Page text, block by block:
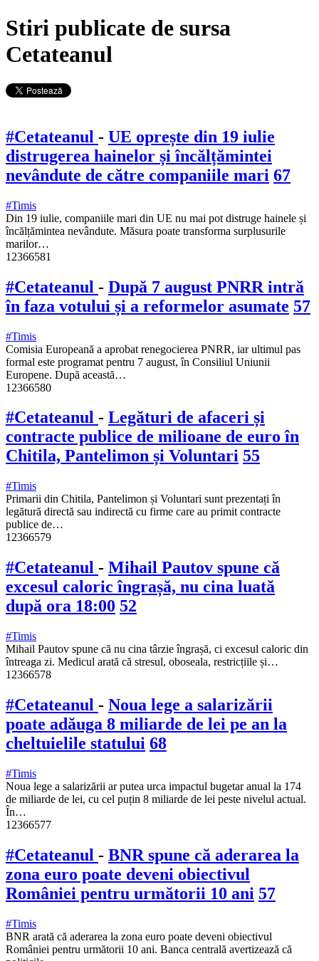
Stiri publicate de sursa
Cetateanul
#Cetateanul - UE oprește din 19 iulie
distrugerea hainelor și încălțămintei
nevândute de către companiile mari 67
#Timis
Din 19 iulie, companiile mari din UE nu mai pot distruge hainele și
încălțămintea nevândute. Măsura poate transforma surplusurile
marilor…
12366581
#Cetateanul - După 7 august PNRR intră
în faza votului și a reformelor asumate 57
#Timis
Comisia Europeană a aprobat renegocierea PNRR, iar ultimul pas
formal este programat pentru 7 august, în Consiliul Uniunii
Europene. După această…
12366580
#Cetateanul - Legături de afaceri și
contracte publice de milioane de euro în
Chitila, Pantelimon și Voluntari 55
#Timis
Primarii din Chitila, Pantelimon și Voluntari sunt prezentați în
legătură directă sau indirectă cu firme care au primit contracte
publice de…
12366579
#Cetateanul - Mihail Pautov spune că
excesul caloric îngrașă, nu cina luată
după ora 18:00 52
#Timis
Mihail Pautov spune că nu cina târzie îngrașă, ci excesul caloric din
întreaga zi. Medicul arată că stresul, oboseala, restricțiile și…
12366578
#Cetateanul - Noua lege a salarizării
poate adăuga 8 miliarde de lei pe an la
cheltuielile statului 68
#Timis
Noua lege a salarizării ar putea urca impactul bugetar anual la 174
de miliarde de lei, cu cel puțin 8 miliarde de lei peste nivelul actual.
În…
12366577
#Cetateanul - BNR spune că aderarea la
zona euro poate deveni obiectivul
României pentru următorii 10 ani 57
#Timis
BNR arată că aderarea la zona euro poate deveni obiectivul
României pentru următorii 10 ani. Banca centrală avertizează că